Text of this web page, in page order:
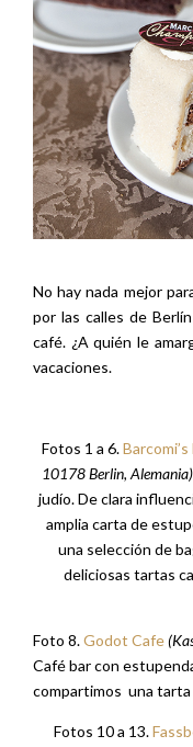
No hay nada mejor
por las calles de
café. ¿A quién le
vacaciones.
Fotos 1 a 6.
10178 Berlin,
judío. De clara
amplia carta de
una selección de
deliciosas tartas
Foto 8.Godot Cafe
Café bar con
compartimos una tarta
Fotos 10 a 13.